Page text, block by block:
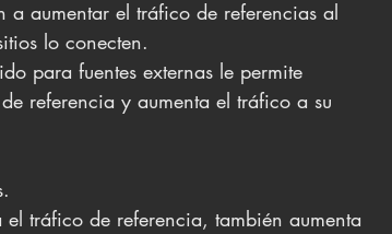
a aumentar el tráfico de referencias al
lo conecten.
para fuentes externas le permite
referencia y aumenta el tráfico a su
tráfico de referencia, también aumenta